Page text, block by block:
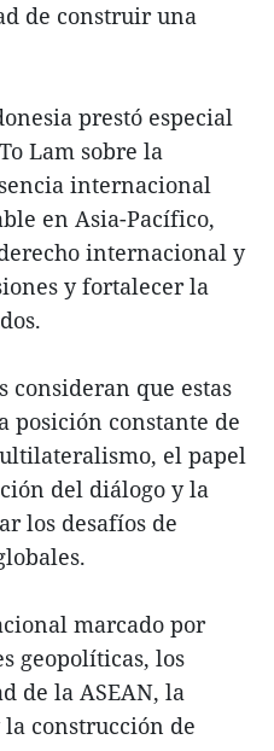
de construir una
prestó especial
Lam sobre la
internacional
en Asia-Pacífico,
internacional y
y fortalecer la
consideran que estas
posición constante de
el papel
del diálogo y la
los desafíos de
marcado por
geopolíticas, los
de la ASEAN, la
construcción de